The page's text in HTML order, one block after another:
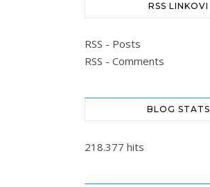
RSS LINKOVI
RSS - Posts
RSS - Comments
BLOG STATS
218.377 hits